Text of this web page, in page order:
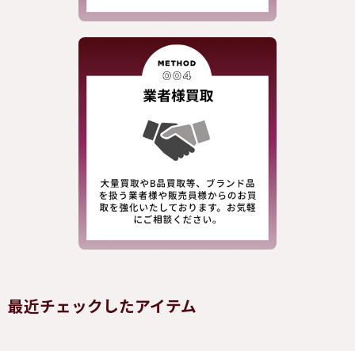
最近チェックしたアイテム